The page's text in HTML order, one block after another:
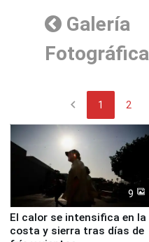
Galería
Fotográfica
chevron_left 1 2
9
El calor se intensifica en la
costa y sierra tras días de